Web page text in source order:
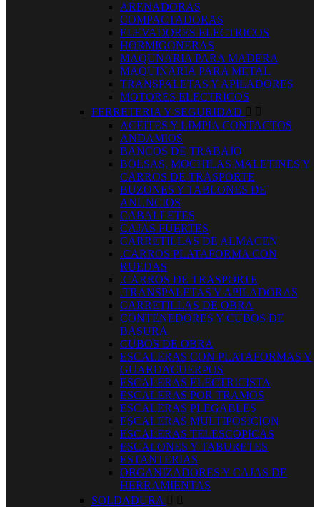
ARENADORAS
COMPACTADORAS
ELEVADORES ELECTRICOS
HORMIGONERAS
MAQUNARIA PARA MADERA
MAQUINARIA PARA METAL
TRANSPALETAS Y APILADORES
MOTORES ELECTRICOS
FERRETERIA Y SEGURIDAD  
ACEITES Y LIMPIA CONTACTOS
ANDAMIOS
BANCOS DE TRABAJO
BOLSAS, MOCHILAS MALETINES Y
CARROS DE TRASPORTE
BUZONES Y TABLONES DE
ANUNCIOS
CABALLETES
CAJAS FUERTES
CARRETILLAS DE ALMACEN
.CARROS PLATAFORMA CON
RUEDAS
.CARROS DE TRASPORTE
.TRANSPALETAS Y APILADORAS
CARRETILLAS DE OBRA
CONTENEDORES Y CUBOS DE
BASURA
CUBOS DE OBRA
ESCALERAS CON PLATAFORMAS Y
GUARDACUERPOS
ESCALERAS ELECTRICISTA
ESCALERAS POR TRAMOS
ESCALERAS PLEGABLES
ESCALERAS MULTIPOSICION
ESCALERAS TELESCOPICAS
ESCALONES Y TABURETES
ESTANTERIAS
ORGANIZADORES Y CAJAS DE
HERRAMIENTAS
SOLDADURA  